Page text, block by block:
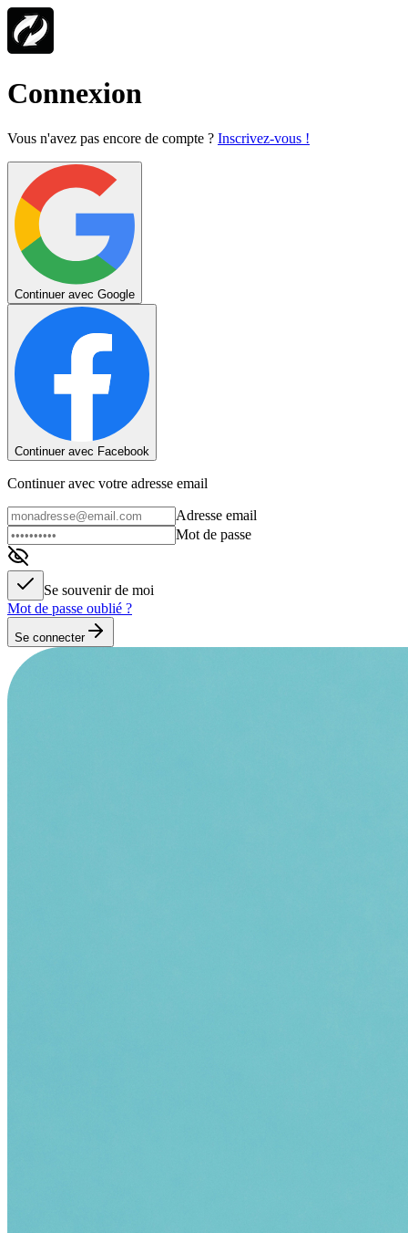
Connexion
Vous n'avez pas encore de compte ? Inscrivez-vous !
Continuer avec Google
Continuer avec Facebook
Continuer avec votre adresse email
Adresse email
Mot de passe
Se souvenir de moi
Mot de passe oublié ?
Se connecter